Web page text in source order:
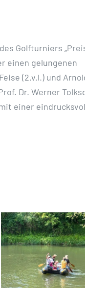
Golfturniers
einen gelungenen
(2.v.l.) und
Dr. Werner
einer